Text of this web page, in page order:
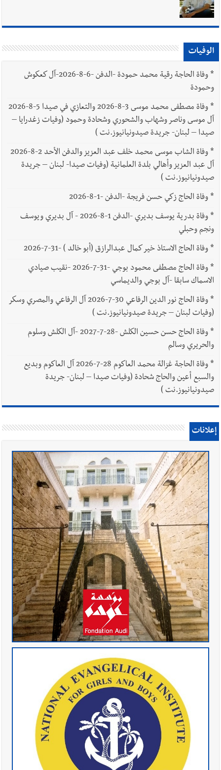
الوفيات
*
وفاة الحاجة رقية محمد حمودة -الدفن -6-8-2026-آل كعكوش
وحمودة
*
وفاة مصطفى محمد موسى 3-8-2026 والتعازي في صيدا 5-8-2026
آل موسى وناصر وشهاب والشحوري وشحادة وحمود (وفيات زغدرايا –
صيدا – لبنان- جريدة صيدونيانيوز.نت )
*
وفاة الشاب موسى محمد خلف عبد العزيز والدفن الأحد 2-8-2026
آل عبد العزيز وأهالي بلدة العلمانية (وفيات صيدا- لبنان – جريدة
صيدونيانيوز.نت )
*وفاة الحاج زكي حسن فريجة -الدفن -1-8-2026
*
وفاة بدرية يوسف بديري -الدفن 1-8-2026 - آل بديري ويوسف
ونجم وحبلي
*وفاة الحاج الاستاذ خير كمال عبدالرازق (أبو خالد ) -31-7-2026
*
وفاة الحاج مصطفى محمود بوجي -31-7-2026 -نقيب صيادي
الاسماك سابقا -آل بوجي والديماسي
*
وفاة الحاج نور الدين الرفاعي 30-7-2026 آل الرفاعي والمصري وسكر
(وفيات لبنان – جريدة صيدونيانيوز.نت )
*
وفاة الحاج حسن حسين الكلش -28-7-2027 -آل الكلش وسلوم
والحريري وسالم
*
وفاة الحاجة غزالة محمد العاكوم 28-7-2026 آل العاكوم وبديع
والسبع أعين والحاج شحادة (وفيات صيدا – لبنان- جريدة
صيدونيانيوز.نت )
إعلانات